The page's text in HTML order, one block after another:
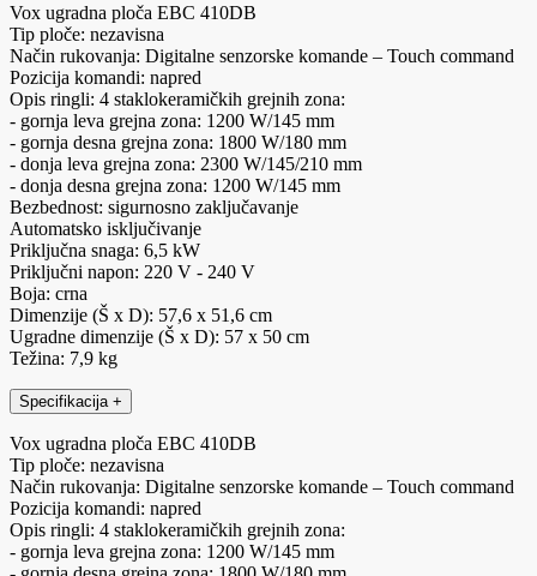
Vox ugradna ploča EBC 410DB
Tip ploče: nezavisna
Način rukovanja: Digitalne senzorske komande – Touch command
Pozicija komandi: napred
Opis ringli: 4 staklokeramičkih grejnih zona:
- gornja leva grejna zona: 1200 W/145 mm
- gornja desna grejna zona: 1800 W/180 mm
- donja leva grejna zona: 2300 W/145/210 mm
- donja desna grejna zona: 1200 W/145 mm
Bezbednost: sigurnosno zaključavanje
Automatsko isključivanje
Priključna snaga: 6,5 kW
Priključni napon: 220 V - 240 V
Boja: crna
Dimenzije (Š x D): 57,6 x 51,6 cm
Ugradne dimenzije (Š x D): 57 x 50 cm
Težina: 7,9 kg
Specifikacija +
Vox ugradna ploča EBC 410DB
Tip ploče: nezavisna
Način rukovanja: Digitalne senzorske komande – Touch command
Pozicija komandi: napred
Opis ringli: 4 staklokeramičkih grejnih zona:
- gornja leva grejna zona: 1200 W/145 mm